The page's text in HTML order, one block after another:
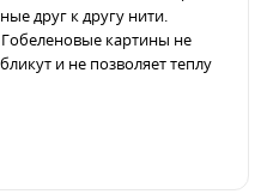
друг к другу нити.
картины не
и не позволяет теплу